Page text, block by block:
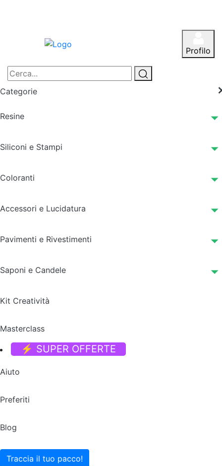
Profilo
Categorie
Resine
Siliconi e Stampi
Coloranti
Accessori e Lucidatura
Pavimenti e Rivestimenti
Saponi e Candele
Kit Creatività
Masterclass
⚡ SUPER OFFERTE
Aiuto
Preferiti
Blog
Traccia il tuo pacco!